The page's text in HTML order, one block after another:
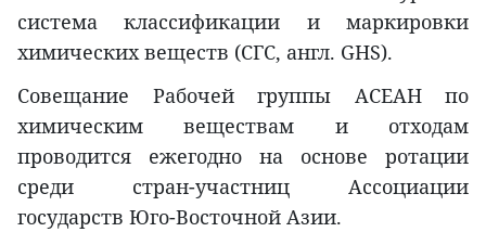
система классификации и маркировки
химических веществ (СГС, англ. GHS).
Совещание Рабочей группы АСЕАН по
химическим веществам и отходам
проводится ежегодно на основе ротации
среди стран-участниц Ассоциации
государств Юго-Восточной Азии.